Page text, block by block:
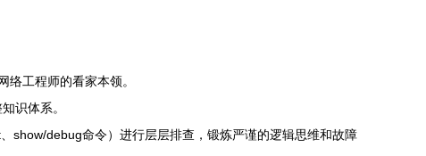
工程师的看家本领。
识体系。
show/debug命令）进行层层排查，锻炼严谨的逻辑思维和故障